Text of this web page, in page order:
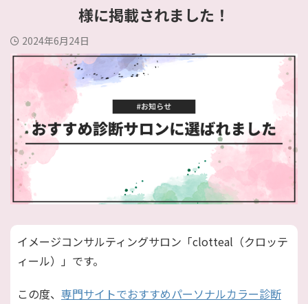
様に掲載されました！
2024年6月24日
イメージコンサルティングサロン「clotteal（クロッテ
ィール）」です。
この度、 専門サイトでおすすめパーソナルカラー診断